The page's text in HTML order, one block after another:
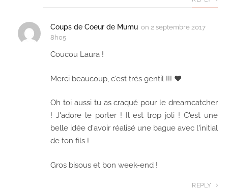
Coups de Coeur de Mumu on 2 septembre 2017
8h05
Coucou Laura !
Merci beaucoup, c'est très gentil !!! ♥
Oh toi aussi tu as craqué pour le dreamcatcher
! J'adore le porter ! Il est trop joli ! C'est une
belle idée d'avoir réalisé une bague avec l'initial
de ton fils !
Gros bisous et bon week-end !
REPLY